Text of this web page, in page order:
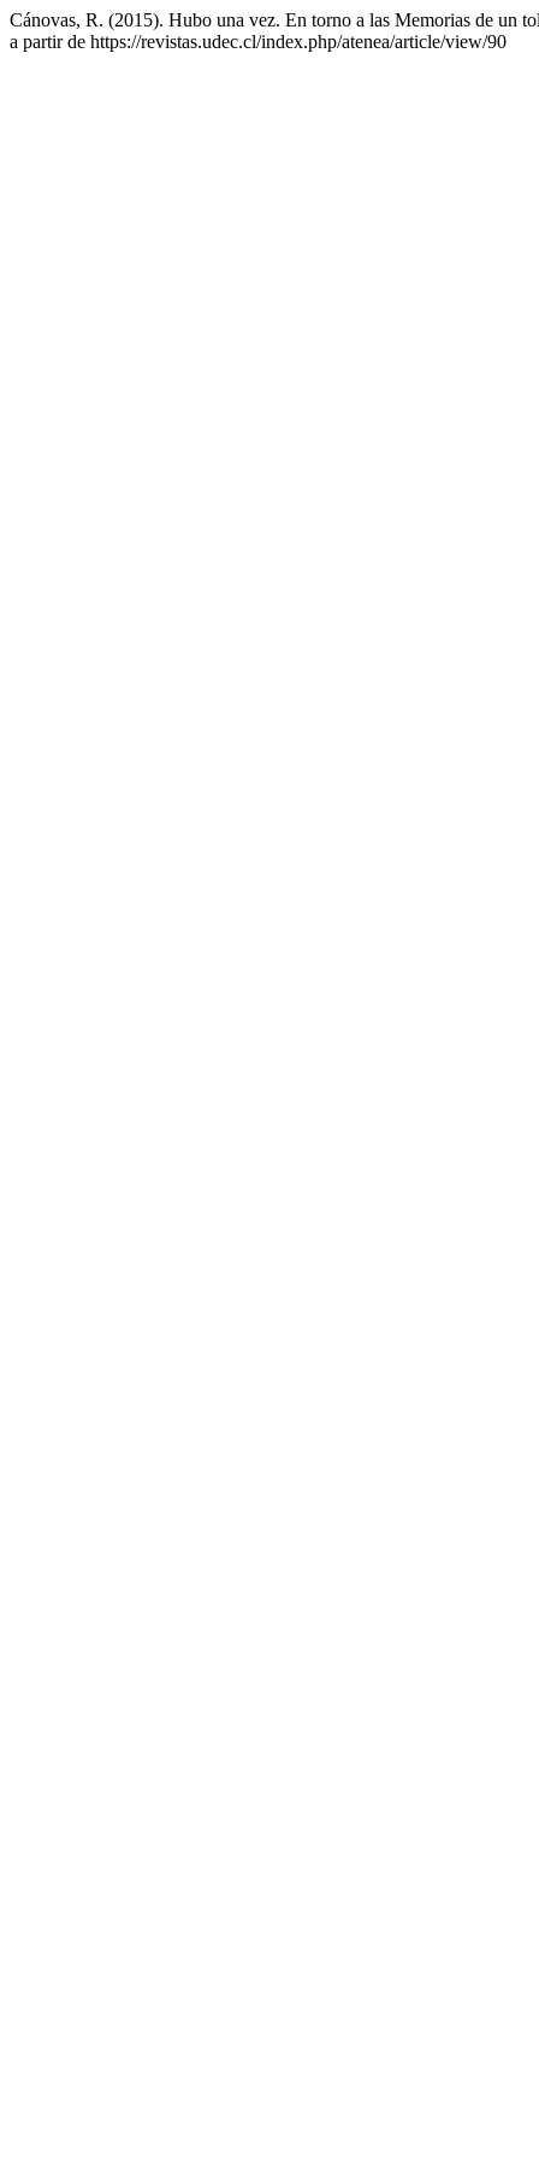
Cánovas, R. (2015). Hubo una vez. En torno a las Memorias de un
a partir de https://revistas.udec.cl/index.php/atenea/article/view/90